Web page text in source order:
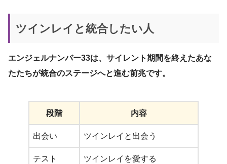
ツインレイと統合したい人
エンジェルナンバー33は、サイレント期間を終えたあな
たたちが統合のステージへと進む前兆です。
段階 内容
出会い ツインレイと出会う
テスト ツインレイを愛する